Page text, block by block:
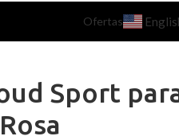
Ofertas
Sport